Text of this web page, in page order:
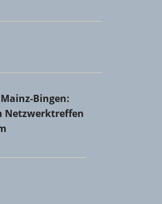
bei Holzbau Josef Ammann &
Bingen: Volles Haus beim
Bingen:
Netzwerktreffen